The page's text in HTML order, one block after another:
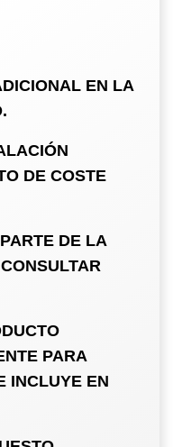
EN LA
DE COSTE
DE LA
PARA
INCLUYE EN